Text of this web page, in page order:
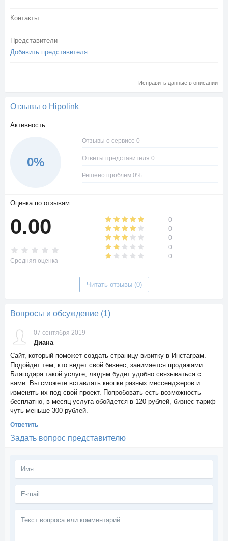
Контакты
Представители
Добавить представителя
Исправить данные в описании
Отзывы о Hipolink
Активность
0%
Отзывы о сервисе 0
Ответы представителя 0
Решено проблем 0%
Оценка по отзывам
0.00
Средняя оценка
0
0
0
0
0
Читать отзывы (0)
Вопросы и обсуждение (1)
07 сентября 2019
Диана
Сайт, который поможет создать страницу-визитку в Инстаграм.
Подойдет тем, кто ведет свой бизнес, занимается продажами.
Благодаря такой услуге, людям будет удобно связываться с
вами. Вы сможете вставлять кнопки разных мессенджеров и
изменять их под свой проект. Попробовать есть возможность
бесплатно, в месяц услуга обойдется в 120 рублей, бизнес тариф
чуть меньше 300 рублей.
Ответить
Задать вопрос представителю
вопроса